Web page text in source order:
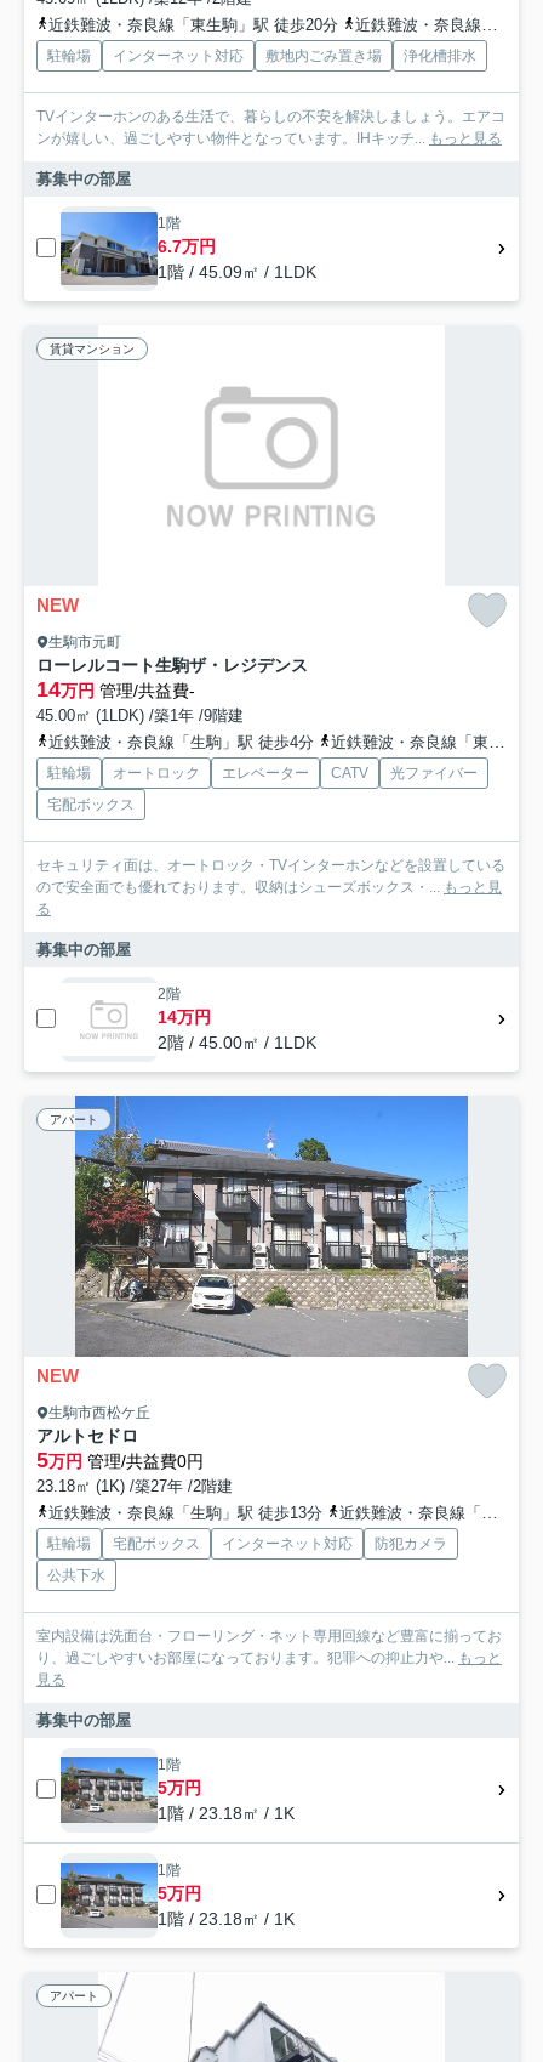
近鉄難波・奈良線「東生駒」駅 徒歩20分
近鉄難波・奈良線「生駒」駅 バス7分 奈良交通「中菜畑二丁目」 停歩4分
駐輪場 インターネット対応 敷地内ごみ置き場 浄化槽排水
TVインターホンのある生活で、暮らしの不安を解決しましょう。エアコ
ンが嬉しい、過ごしやすい物件となっています。IHキッチ... もっと見る
募集中の部屋
1階
6.7万円
1階 / 45.09㎡ / 1LDK
賃貸マンション
NEW
生駒市元町
ローレルコート生駒ザ・レジデンス
14万円 管理/共益費-
45.00㎡ (1LDK) /築1年 /9階建
近鉄難波・奈良線「生駒」駅 徒歩4分
近鉄難波・奈良線「東生駒」駅 徒歩15分
駐輪場 オートロック エレベーター CATV
光ファイバー
宅配ボックス
セキュリティ面は、オートロック・TVインターホンなどを設置している
ので安全面でも優れております。収納はシューズボックス・... もっと見
る
募集中の部屋
2階
14万円
2階 / 45.00㎡ / 1LDK
アパート
NEW
生駒市西松ケ丘
アルトセドロ
5万円 管理/共益費0円
23.18㎡ (1K) /築27年 /2階建
近鉄難波・奈良線「生駒」駅 徒歩13分
近鉄難波・奈良線「東生駒」駅 徒歩28分
駐輪場 宅配ボックス インターネット対応
防犯カメラ
公共下水
室内設備は洗面台・フローリング・ネット専用回線など豊富に揃ってお
り、過ごしやすいお部屋になっております。犯罪への抑止力や... もっと
見る
募集中の部屋
1階
5万円
1階 / 23.18㎡ / 1K
1階
5万円
1階 / 23.18㎡ / 1K
アパート